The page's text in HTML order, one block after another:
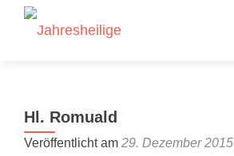
Hl. Romuald
Veröffentlicht am 29. Dezember 2015